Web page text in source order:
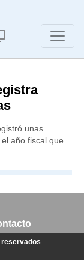
unas
año fiscal que
reservados